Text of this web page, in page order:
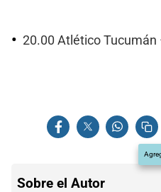
20.00 Atlético
Sobre el Autor